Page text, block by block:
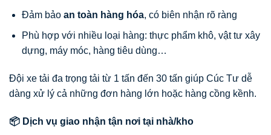
Đảm bảo an toàn hàng hóa, có biên nhận rõ ràng
Phù hợp với nhiều loại hàng: thực phẩm khô, vật tư xây
dựng, máy móc, hàng tiêu dùng…
Đội xe tải đa trọng tải từ 1 tấn đến 30 tấn giúp Cúc Tư dễ
dàng xử lý cả những đơn hàng lớn hoặc hàng cồng kềnh.
📦 Dịch vụ giao nhận tận nơi tại nhà/kho